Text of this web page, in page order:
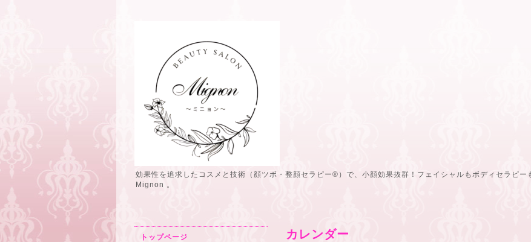
効果性を追求したコスメと技術（顔ツボ・整顔セラピー®️）で、小顔効果抜群！フェイシャルもボディセラピー
Mignon 。
カレンダー
トップページ